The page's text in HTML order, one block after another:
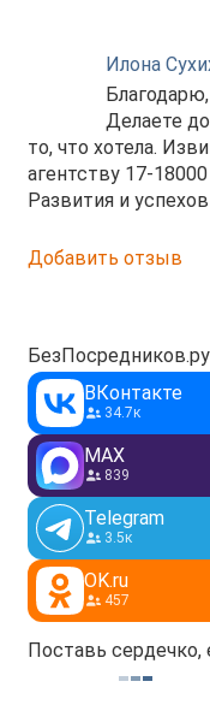
Илона
Делаете
то, что хотела.
агентству 17-
Развития и
Добавить отзыв
ВКонтакте
34.7к
MAX
839
Telegram
3.5к
OK.ru
457
Поставь сердечко,